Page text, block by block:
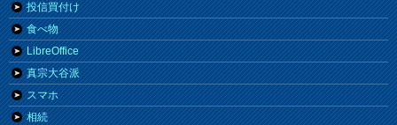
投信買付け
食べ物
LibreOffice
真宗大谷派
スマホ
相続